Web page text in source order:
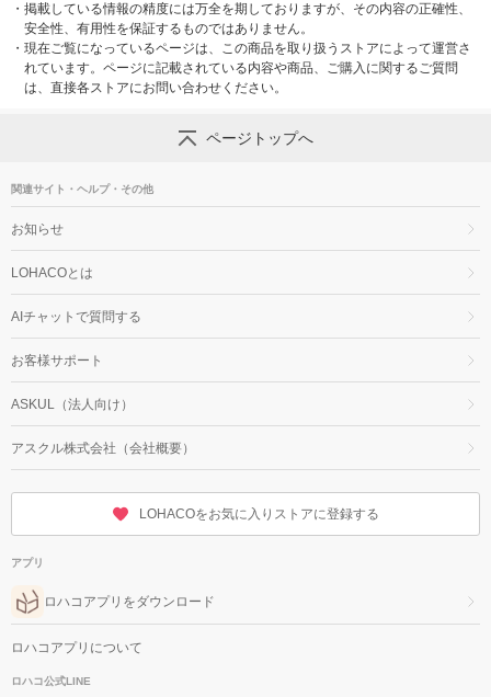
・ 掲載している情報の精度には万全を期しておりますが、その内容の正確性、
安全性、有用性を保証するものではありません。
・ 現在ご覧になっているページは、この商品を取り扱うストアによって運営さ
れています。ページに記載されている内容や商品、ご購入に関するご質問
は、直接各ストアにお問い合わせください。
ページトップへ
関連サイト・ヘルプ・その他
お知らせ
LOHACOとは
AIチャットで質問する
お客様サポート
ASKUL（法人向け）
アスクル株式会社（会社概要）
LOHACOをお気に入りストアに登録する
アプリ
ロハコアプリをダウンロード
ロハコアプリについて
ロハコ公式LINE